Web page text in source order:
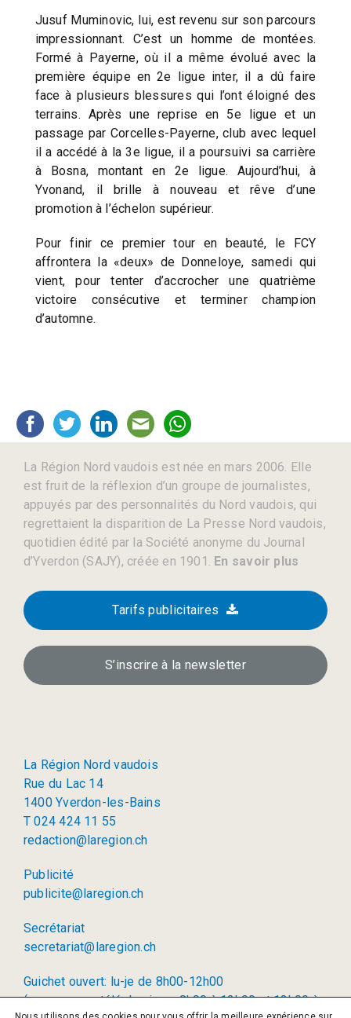
Jusuf Muminovic, lui, est revenu sur son parcours
impressionnant. C’est un homme de montées.
Formé à Payerne, où il a même évolué avec la
première équipe en 2e ligue inter, il a dû faire
face à plusieurs blessures qui l’ont éloigné des
terrains. Après une reprise en 5e ligue et un
passage par Corcelles-Payerne, club avec lequel
il a accédé à la 3e ligue, il a poursuivi sa carrière
à Bosna, montant en 2e ligue. Aujourd’hui, à
Yvonand, il brille à nouveau et rêve d’une
promotion à l’échelon supérieur.
Pour finir ce premier tour en beauté, le FCY
affrontera la «deux» de Donneloye, samedi qui
vient, pour tenter d’accrocher une quatrième
victoire consécutive et terminer champion
d’automne.
La Région Nord vaudois est née en mars 2006. Elle
est fruit de la réflexion d’un groupe de journalistes,
appuyés par des personnalités du Nord vaudois, qui
regrettaient la disparition de La Presse Nord vaudois,
quotidien édité par la Société anonyme du Journal
d’Yverdon (SAJY), créée en 1901. En savoir plus
Tarifs publicitaires
S’inscrire à la newsletter
La Région Nord vaudois
Rue du Lac 14
1400 Yverdon-les-Bains
T 024 424 11 55
redaction@laregion.ch
Publicité
publicite@laregion.ch
Secrétariat
secretariat@laregion.ch
Guichet ouvert: lu-je de 8h00-12h00
(permanence téléphonique: 8h00 à 12h00 et 13h00 à